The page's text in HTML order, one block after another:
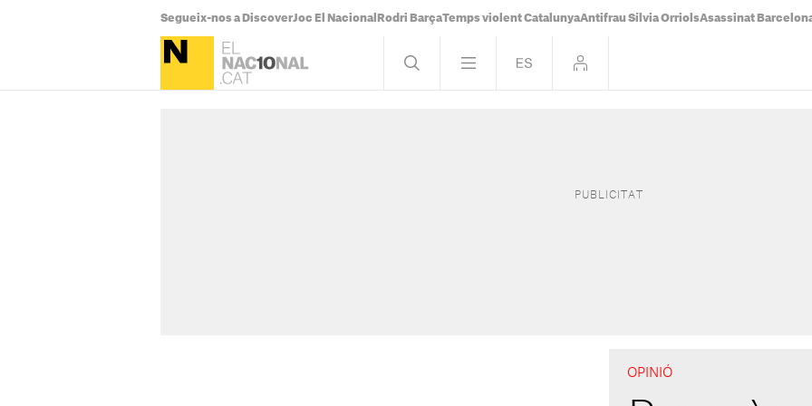
Segueix-nos a DiscoverJoc El Nacional Rodri BarçaTemps violent CatalunyaAntifrau Sílvia OrriolsAsassinat
OPINIÓ